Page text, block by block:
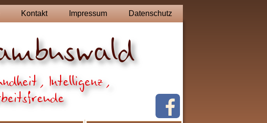
Kontakt Impressum Datenschutz